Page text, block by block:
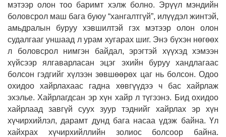
мэтээр олон тоо баримт хэлж болно. Эрүүл мэндийн
боловсрол маш бага буюу “хангалтгүй”, илүүдэл жинтэй,
амьдралын буруу хэвшилтэй гэх мэтээр олон олон
судалгааг уншаад л урам хугарах шиг. Энэ бүхэн нөгөөх
л боловсрол нимгэн байдал, эрэгтэй хүүхэд хэмээн
хүйсээр ялгаварласан эцэг эхийн буруу хандлагаас
болсон гэдгийг хүлээн зөвшөөрөх цаг нь болсон. Одоо
охидоо хайрлахаас гадна хөвгүүдээ ч бас хайрлаж
эхэлье. Хайрлагдсан эр хүн хайр л түгээнэ. Бид охидоо
хайрлаад завгүй суух зуур тэднийг хайрлах эр хүн
хүчирхийлэл, дарамт дунд бага насаа үдэж байна. Үл
хайхрах хүчирхийллийн золиос болсоор байна.